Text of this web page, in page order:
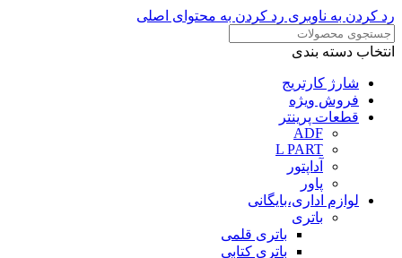
رد کردن به ناوبری رد کردن به محتوای اصلی
انتخاب دسته بندی
شارژ کارتریج
فروش ویژه
قطعات پرینتر
ADF
L PART
آداپتور
پاور
لوازم اداری،بایگانی
باتری
باتری قلمی
باتری کتابی